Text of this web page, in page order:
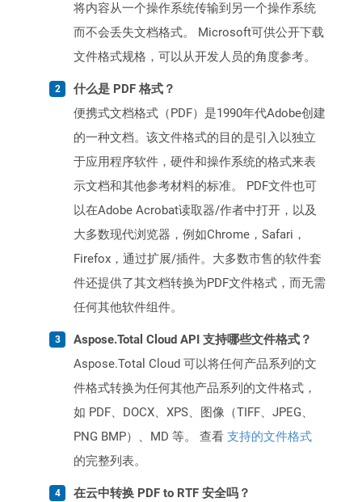
将内容从一个操作系统传输到另一个操作系统
而不会丢失文档格式。 Microsoft可供公开下载
文件格式规格，可以从开发人员的角度参考。
什么是 PDF 格式？
便携式文档格式（PDF）是1990年代Adobe创建
的一种文档。该文件格式的目的是引入以独立
于应用程序软件，硬件和操作系统的格式来表
示文档和其他参考材料的标准。 PDF文件也可
以在Adobe Acrobat读取器/作者中打开，以及
大多数现代浏览器，例如Chrome，Safari，
Firefox，通过扩展/插件。大多数市售的软件套
件还提供了其文档转换为PDF文件格式，而无需
任何其他软件组件。
Aspose.Total Cloud API 支持哪些文件格式？
Aspose.Total Cloud 可以将任何产品系列的文
件格式转换为任何其他产品系列的文件格式，
如 PDF、DOCX、XPS、图像（TIFF、JPEG、
PNG BMP）、MD 等。 查看 支持的文件格式
的完整列表。
在云中转换 PDF to RTF 安全吗？